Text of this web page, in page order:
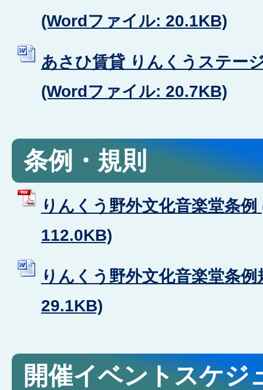
(Wordファイル: 20.1KB)
あさひ賃貸 りんくうステー
(Wordファイル: 20.7KB)
条例・規則
りんくう野外文化音楽堂条
112.0KB)
りんくう野外文化音楽堂条
29.1KB)
開催イベントスケジ